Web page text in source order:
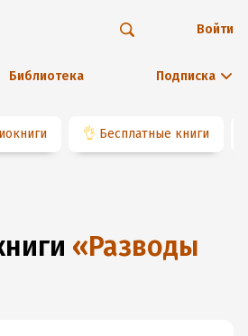
Библиотека Подписка
Войти
👌 Бесплатные книги
«Разводы